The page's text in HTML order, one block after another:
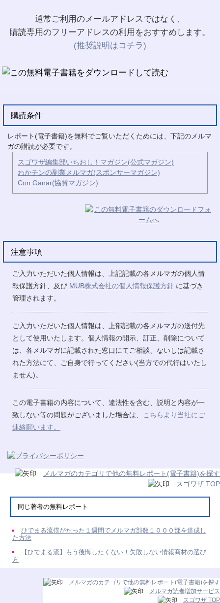
通常ご利用のメールアドレスではなく、
購読専用のフリーアドレスの利用をおすすめします。
(推奨説明はコチラ)
購読条件
レポート(電子書籍)を無料でご覧いただくためには、下記のメルマ
ガの購読が必要です。
スゴワザ編集部いちおし！マガジン(公式マガジン)
わかチンの副業メルマガ(スポンサーマガジン)
Con Ganar(協賛マガジン)
注意事項
ご入力いただいた個人情報は、上記記載の各メルマガの個人情
報保護方針、及び MUB株式会社の個人情報保護方針 に基づき
管理されます。
ご入力いただいた個人情報は、上部記載の各メルマガの送付先
として使用いたします。個人情報の開示、訂正、削除について
は、各メルマガに記載された窓口にてご相談、ないしは記載さ
れた方法にて、ご自身で行ってください(当方での代行はいたし
ません)。
この電子書籍の内容について、違法性を含む、説明と内容が一
致しない等の問題がございました場合は、
こちらより当社にご
連絡願います。
メルマガのカテゴリで他の無料レポート(電子書籍)を探す
スゴワザ TOP
同じ著者の無料レポート
ひでまる流僕がたった１週間でメルマガ部数１０００部を達成し
た方法
【ひでまる流】もう後悔したくない！失敗しない情報商材の選び
方
メルマガのカテゴリで他の無料レポート(電子書籍)を探す
メルマガ読者増加サービス
スゴワザ TOP